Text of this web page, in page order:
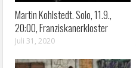
Martin Kohlstedt. Solo, 11.9.,
20:00, Franziskanerkloster
Juli 31, 2020